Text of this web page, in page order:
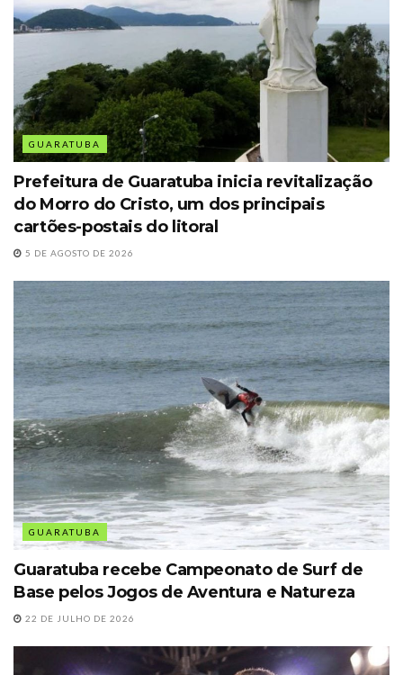
GUARATUBA
Prefeitura de Guaratuba inicia revitalização
do Morro do Cristo, um dos principais
cartões-postais do litoral
5 DE AGOSTO DE 2026
GUARATUBA
Guaratuba recebe Campeonato de Surf de
Base pelos Jogos de Aventura e Natureza
22 DE JULHO DE 2026